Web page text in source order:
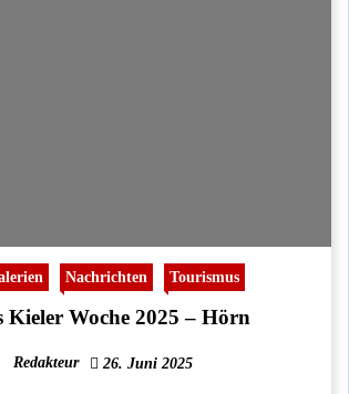
Nachrichten Tourismus
Kieler Woche 2025 – Hörn
Redakteur 26. Juni 2025